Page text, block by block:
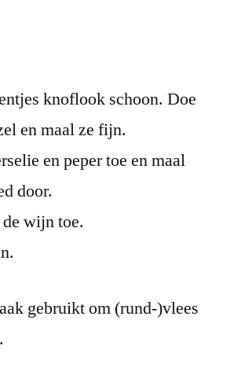
knoflook schoon. Doe
en maal ze fijn.
en peper toe en maal
door.
wijn toe.
gebruikt om (rund-)vlees